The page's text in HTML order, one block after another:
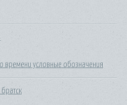
времени условные обозначения